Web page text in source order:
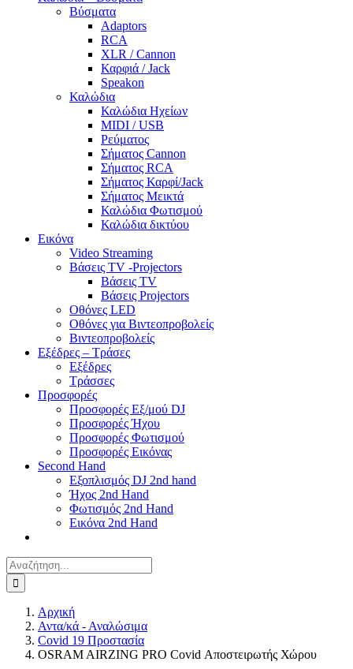
Βύσματα
Adaptors
RCA
XLR / Cannon
Καρφιά / Jack
Speakon
Καλώδια
Καλώδια Ηχείων
MIDI / USB
Ρεύματος
Σήματος Cannon
Σήματος RCA
Σήματος Καρφί/Jack
Σήματος Μεικτά
Καλώδια Φωτισμού
Καλώδια δικτύου
Εικόνα
Video Streaming
Βάσεις TV -Projectors
Βάσεις TV
Βάσεις Projectors
Οθόνες LED
Οθόνες για Βιντεοπροβολείς
Βιντεοπροβολείς
Εξέδρες – Τράσες
Εξέδρες
Τράσσες
Προσφορές
Προσφορές Εξ/μού DJ
Προσφορές Ήχου
Προσφορές Φωτισμού
Προσφορές Εικόνας
Second Hand
Εξοπλισμός DJ 2nd hand
Ήχος 2nd Hand
Φωτισμός 2nd Hand
Εικόνα 2nd Hand
Αναζήτηση
για:
Αρχική
Αντα/κά - Αναλώσιμα
Covid 19 Προστασία
OSRAM AIRZING PRO Covid Αποστειρωτής Χώρου